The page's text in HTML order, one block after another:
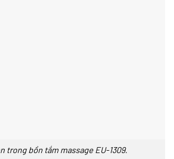
trong bồn tắm massage EU-1309.